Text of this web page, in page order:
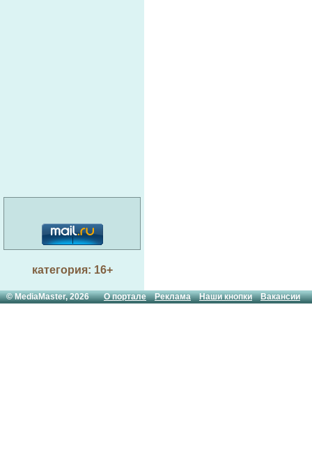
категория: 16+
© MediaMaster, 2026О портале Реклама Наши кнопки Вакансии